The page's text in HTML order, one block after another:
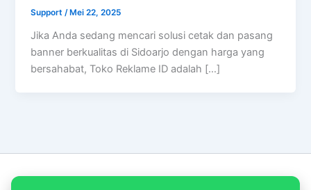
Support/ Mei 22, 2025
Jika Anda sedang mencari solusi cetak dan pasang
banner berkualitas di Sidoarjo dengan harga yang
bersahabat, Toko Reklame ID adalah […]